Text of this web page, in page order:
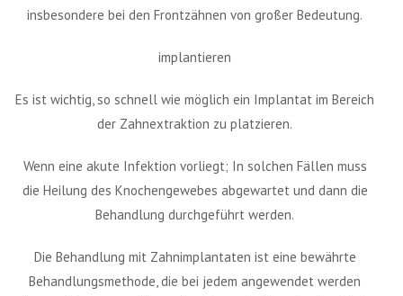
insbesondere bei den Frontzähnen von großer Bedeutung.
implantieren
Es ist wichtig, so schnell wie möglich ein Implantat im Bereich
der Zahnextraktion zu platzieren.
Wenn eine akute Infektion vorliegt; In solchen Fällen muss
die Heilung des Knochengewebes abgewartet und dann die
Behandlung durchgeführt werden.
Die Behandlung mit Zahnimplantaten ist eine bewährte
Behandlungsmethode, die bei jedem angewendet werden